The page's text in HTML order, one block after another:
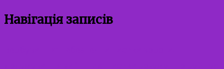
Навігація записів